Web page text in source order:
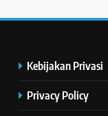
Kebijakan Privasi
Privacy Policy